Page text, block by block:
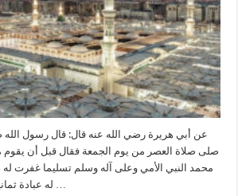
عن أبي هريرة رضي الله عنه قال: قال رسول
صلى صلاة العصر من يوم الجمعة فقال قبل أن
محمد النبي الأمي وعلى آله وسلم تسليما غفرت له
له عبادة ثمانين سنة (القول البديع صـ …